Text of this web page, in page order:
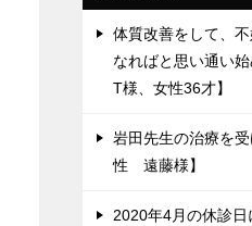
体質改善をして、
なればと思い通い
T様、女性36才】
岩田先生の治療を
性 遠藤様】
2020年4月の休診日